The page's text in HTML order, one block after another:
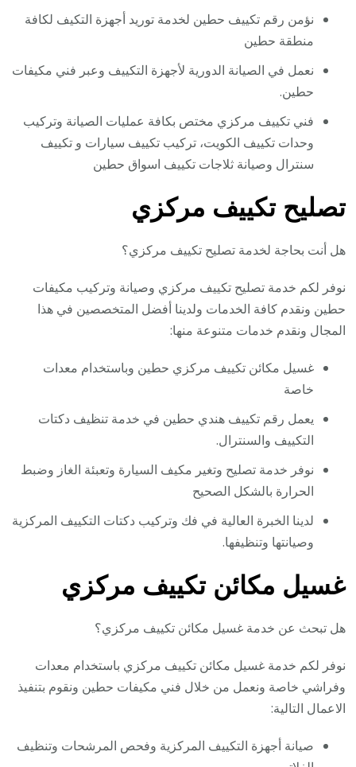
نؤمن رقم تكييف حطين لخدمة توريد أجهزة التكيف لكافة
منطقة حطين
نعمل في الصيانة الدورية لأجهزة التكييف وعبر فني مكيفات
حطين.
فني تكييف مركزي مختص بكافة عمليات الصيانة وتركيب
وحدات تكييف الكويت، تركيب تكييف سيارات و تكييف
سنترال وصيانة ثلاجات تكييف اسواق حطين
تصليح تكييف مركزي
هل أنت بحاجة لخدمة تصليح تكييف مركزي؟
نوفر لكم خدمة تصليح تكييف مركزي وصيانة وتركيب مكيفات
حطين ونقدم كافة الخدمات ولدينا أفضل المتخصصين في هذا
المجال ونقدم خدمات متنوعة منها:
غسيل مكائن تكييف مركزي حطين وباستخدام معدات
خاصة
يعمل رقم تكييف هندي حطين في خدمة تنظيف دكتات
التكييف والسنترال.
نوفر خدمة تصليح وتغير مكيف السيارة وتعبئة الغاز وضبط
الحرارة بالشكل الصحيح
لدينا الخبرة العالية في فك وتركيب دكتات التكييف المركزية
وصيانتها وتنظيفها.
غسيل مكائن تكييف مركزي
هل تبحث عن خدمة غسيل مكائن تكييف مركزي؟
نوفر لكم خدمة غسيل مكائن تكييف مركزي باستخدام معدات
وفراشي خاصة ونعمل من خلال فني مكيفات حطين ونقوم بتنفيذ
الاعمال التالية:
صيانة أجهزة التكييف المركزية وفحص المرشحات وتنظيف